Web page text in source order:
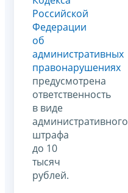
Российской
Федерации
об
административных
правонарушениях
предусмотрена
ответственность
в виде
административного
штрафа
до 10
тысяч
рублей.